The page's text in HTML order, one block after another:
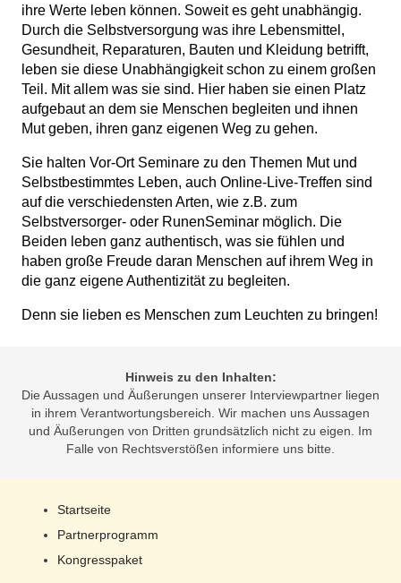
ihre Werte leben können. Soweit es geht unabhängig.
Durch die Selbstversorgung was ihre Lebensmittel,
Gesundheit, Reparaturen, Bauten und Kleidung betrifft,
leben sie diese Unabhängigkeit schon zu einem großen
Teil. Mit allem was sie sind. Hier haben sie einen Platz
aufgebaut an dem sie Menschen begleiten und ihnen
Mut geben, ihren ganz eigenen Weg zu gehen.
Sie halten Vor-Ort Seminare zu den Themen Mut und
Selbstbestimmtes Leben, auch Online-Live-Treffen sind
auf die verschiedensten Arten, wie z.B. zum
Selbstversorger- oder RunenSeminar möglich. Die
Beiden leben ganz authentisch, was sie fühlen und
haben große Freude daran Menschen auf ihrem Weg in
die ganz eigene Authentizität zu begleiten.
Denn sie lieben es Menschen zum Leuchten zu bringen!
Hinweis zu den Inhalten:
Die Aussagen und Äußerungen unserer Interviewpartner liegen
in ihrem Verantwortungsbereich. Wir machen uns Aussagen
und Äußerungen von Dritten grundsätzlich nicht zu eigen. Im
Falle von Rechtsverstößen informiere uns bitte.
Startseite
Partnerprogramm
Kongresspaket